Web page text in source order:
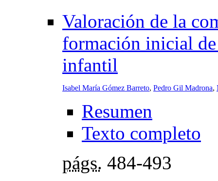
Valoración de la
formación inicial de
infantil
Isabel María Gómez Barreto, Pedro Gil Madrona,
Resumen
Texto completo
págs. 484-493